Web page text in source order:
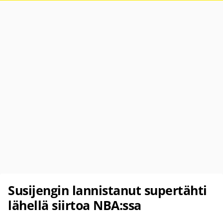
Susijengin lannistanut supertähti
lähellä siirtoa NBA:ssa